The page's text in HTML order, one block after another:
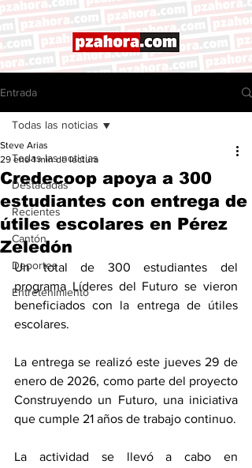
Entrada
Todas las noticias
Destacadas
Recientes
Cantón
Deportes
Entretenimiento
Todas las noticias
Credecoop apoya a 300
estudiantes con entrega de
útiles escolares en Pérez
Zeledón
Steve Arias
29 ene 1 min de lectura
Un total de 300 estudiantes del
programa Líderes del Futuro se vieron
beneficiados con la entrega de útiles
escolares.
La entrega se realizó este jueves 29 de
enero de 2026, como parte del proyecto
Construyendo un Futuro, una iniciativa
que cumple 21 años de trabajo continuo.
La actividad se llevó a cabo en